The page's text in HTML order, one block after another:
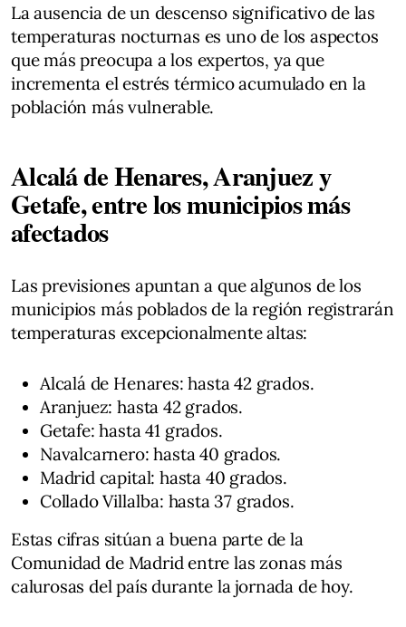
La ausencia de un descenso significativo de las
temperaturas nocturnas es uno de los aspectos
que más preocupa a los expertos, ya que
incrementa el estrés térmico acumulado en la
población más vulnerable.
Alcalá de Henares, Aranjuez y
Getafe, entre los municipios más
afectados
Las previsiones apuntan a que algunos de los
municipios más poblados de la región registrarán
temperaturas excepcionalmente altas:
Alcalá de Henares: hasta 42 grados.
Aranjuez: hasta 42 grados.
Getafe: hasta 41 grados.
Navalcarnero: hasta 40 grados.
Madrid capital: hasta 40 grados.
Collado Villalba: hasta 37 grados.
Estas cifras sitúan a buena parte de la
Comunidad de Madrid entre las zonas más
calurosas del país durante la jornada de hoy.